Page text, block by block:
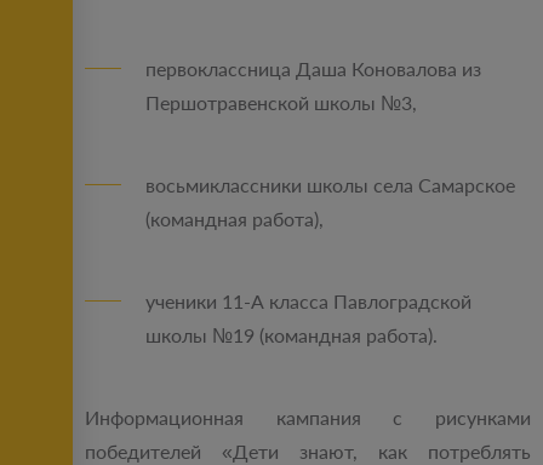
первоклассница Даша Коновалова из
Першотравенской школы №3,
восьмиклассники школы села Самарское
(командная работа),
ученики 11-А класса Павлоградской
школы №19 (командная работа).
Информационная кампания с рисунками
победителей «Дети знают, как потреблять